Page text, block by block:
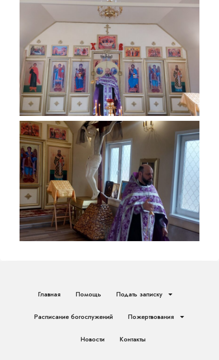
Главная Помощь Подать записку
Расписание богослужений Пожертвования
Новости Контакты